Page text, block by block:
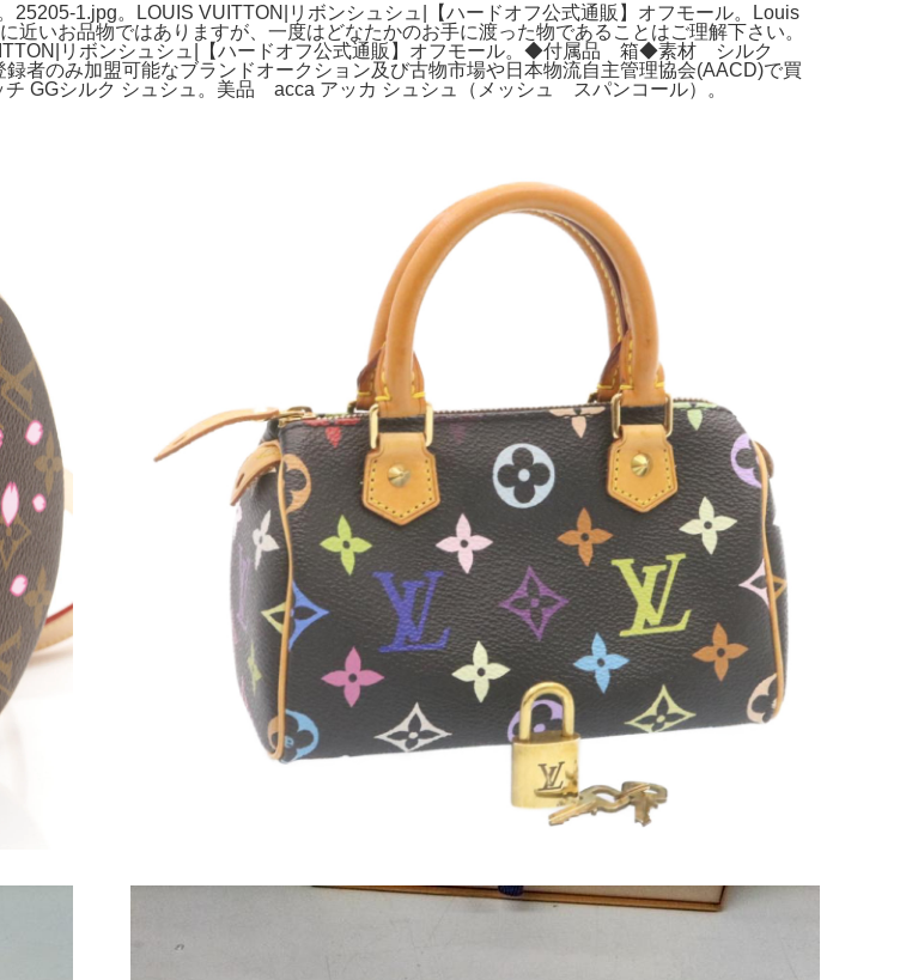
25205-1.jpg。LOUIS VUITTON|リボンシュシュ|【ハードオフ公式通販】オフモール。Louis
お品物ではありますが、一度はどなたかのお手に渡った物であることはご理解下さい。
リボンシュシュ|【ハードオフ公式通販】オフモール。◆付属品 箱◆素材 シルク
者のみ加盟可能なブランドオークション及び古物市場や日本物流自主管理協会(AACD)で買
GGシルク シュシュ。美品 acca アッカ シュシュ（メッシュ スパンコール）。